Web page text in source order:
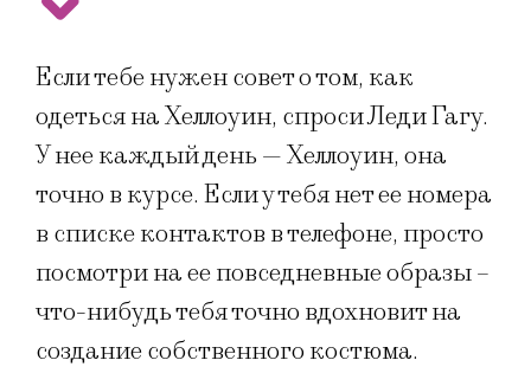
Если тебе нужен совет о том, как
одеться на Хеллоуин, спроси Леди Гагу.
У нее каждый день — Хеллоуин, она
точно в курсе. Если у тебя нет ее номера
в списке контактов в телефоне, просто
посмотри на ее повседневные образы –
что-нибудь тебя точно вдохновит на
создание собственного костюма.